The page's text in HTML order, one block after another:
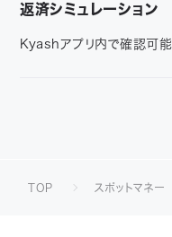
返済シミュレーション
Kyashアプリ内で確認可能
TOP スポットマネー